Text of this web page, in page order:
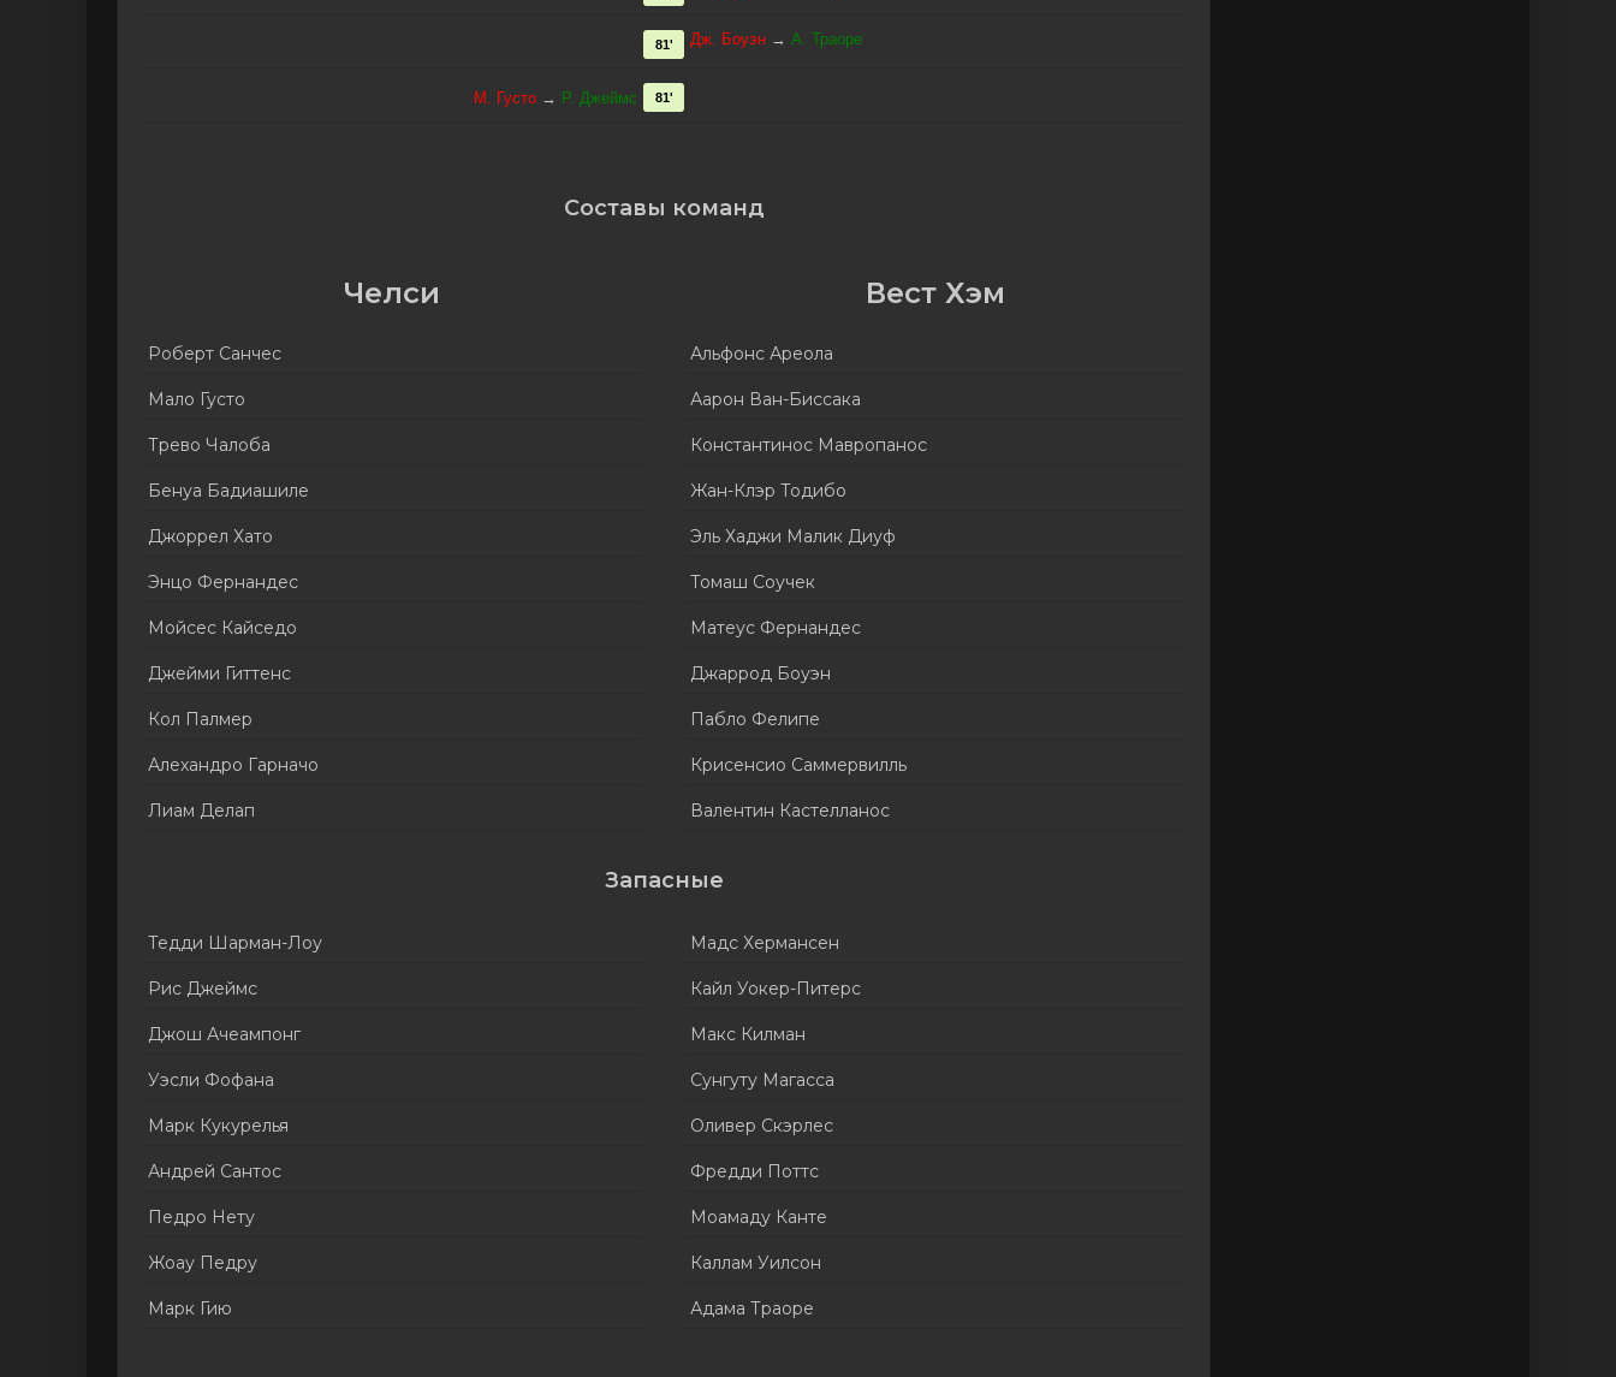
Дж. Боуэн → А. Траоре
81'
М. Густо → Р. Джеймс 81'
Составы команд
Челси
Роберт Санчес
Мало Густо
Трево Чалоба
Бенуа Бадиашиле
Джоррел Хато
Энцо Фернандес
Мойсес Кайседо
Джейми Гиттенс
Кол Палмер
Алехандро Гарначо
Лиам Делап
Вест Хэм
Альфонс Ареола
Аарон Ван-Биссака
Константинос Мавропанос
Жан-Клэр Тодибо
Эль Хаджи Малик Диуф
Томаш Соучек
Матеус Фернандес
Джаррод Боуэн
Пабло Фелипе
Крисенсио Саммервилль
Валентин Кастелланос
Запасные
Тедди Шарман-Лоу
Рис Джеймс
Джош Ачеампонг
Уэсли Фофана
Марк Кукурелья
Андрей Сантос
Педро Нету
Жоау Педру
Марк Гию
Мадс Хермансен
Кайл Уокер-Питерс
Макс Килман
Сунгуту Магасса
Оливер Скэрлес
Фредди Поттс
Моамаду Канте
Каллам Уилсон
Адама Траоре